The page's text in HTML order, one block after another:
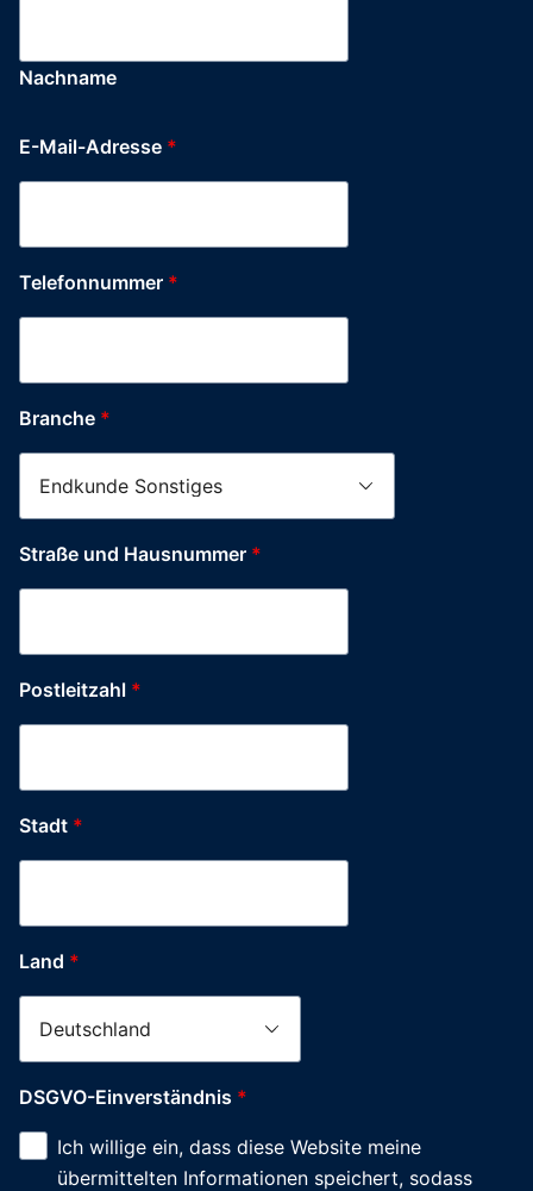
Nachname
E-Mail-Adresse *
Telefonnummer *
Branche *
Straße und Hausnummer *
Postleitzahl *
Stadt *
Land *
DSGVO-Einverständnis *
Ich willige ein, dass diese Website meine
übermittelten Informationen speichert, sodass